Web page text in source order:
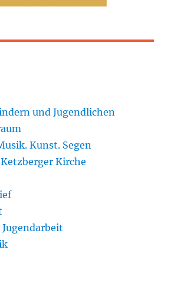
und Jugendlichen
Kunst. Segen
Kirche